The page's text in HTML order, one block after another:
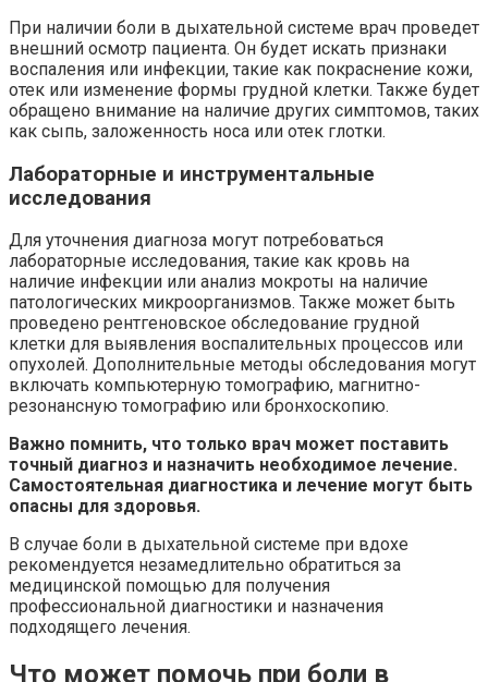
При наличии боли в дыхательной системе врач проведет
внешний осмотр пациента. Он будет искать признаки
воспаления или инфекции, такие как покраснение кожи,
отек или изменение формы грудной клетки. Также будет
обращено внимание на наличие других симптомов, таких
как сыпь, заложенность носа или отек глотки.
Лабораторные и инструментальные
исследования
Для уточнения диагноза могут потребоваться
лабораторные исследования, такие как кровь на
наличие инфекции или анализ мокроты на наличие
патологических микроорганизмов. Также может быть
проведено рентгеновское обследование грудной
клетки для выявления воспалительных процессов или
опухолей. Дополнительные методы обследования могут
включать компьютерную томографию, магнитно-
резонансную томографию или бронхоскопию.
Важно помнить, что только врач может поставить
точный диагноз и назначить необходимое лечение.
Самостоятельная диагностика и лечение могут быть
опасны для здоровья.
В случае боли в дыхательной системе при вдохе
рекомендуется незамедлительно обратиться за
медицинской помощью для получения
профессиональной диагностики и назначения
подходящего лечения.
Что может помочь при боли в